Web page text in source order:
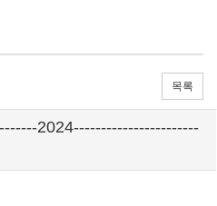
목록
2024-----------------------